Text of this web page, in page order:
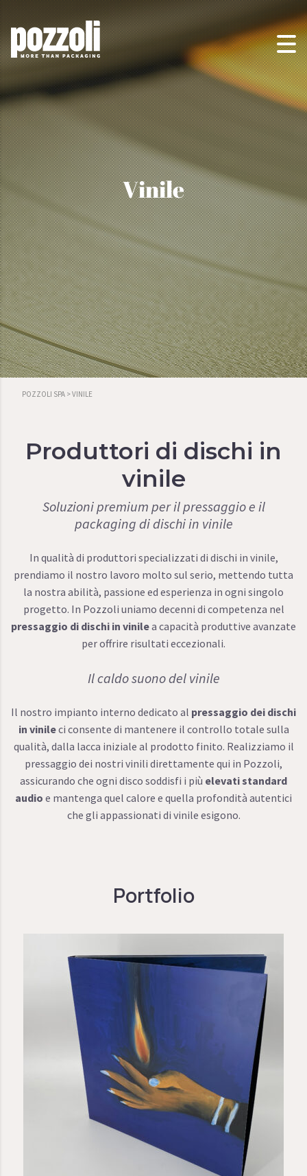
Vinile
POZZOLI SPA >VINILE
Produttori di dischi in
vinile
Soluzioni premium per il pressaggio e il
packaging di dischi in vinile
In qualità di produttori specializzati di dischi in vinile,
prendiamo il nostro lavoro molto sul serio, mettendo tutta
la nostra abilità, passione ed esperienza in ogni singolo
progetto. In Pozzoli uniamo decenni di competenza nel
pressaggio di dischi in vinilea capacità produttive avanzate
per offrire risultati eccezionali.
Il caldo suono del vinile
Il nostro impianto interno dedicato al pressaggio dei dischi
in vinileci consente di mantenere il controllo totale sulla
qualità, dalla lacca iniziale al prodotto finito. Realizziamo il
pressaggio dei nostri vinili direttamente qui in Pozzoli,
assicurando che ogni disco soddisfi i più elevati standard
audio e mantenga quel calore e quella profondità autentici
che gli appassionati di vinile esigono.
Portfolio